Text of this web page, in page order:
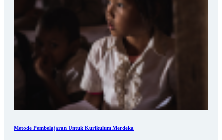
Metode Pembelajaran Untuk Kurikulum Merdeka